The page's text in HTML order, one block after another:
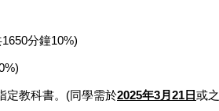
1650分鐘10%)
定教科書。 (同學需於2025年3月 21 日或